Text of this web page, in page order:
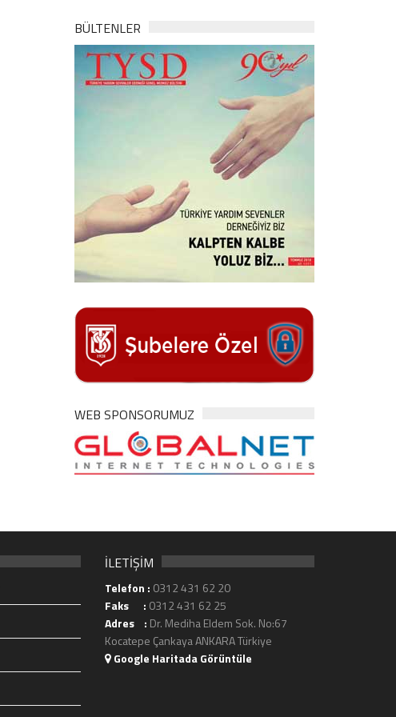
BÜLTENLER
WEB SPONSORUMUZ
İLETİŞİM
Telefon : 0312 431 62 20
Faks : 0312 431 62 25
Adres : Dr. Mediha Eldem Sok. No:67
Kocatepe Çankaya ANKARA Türkiye
Google Haritada Görüntüle